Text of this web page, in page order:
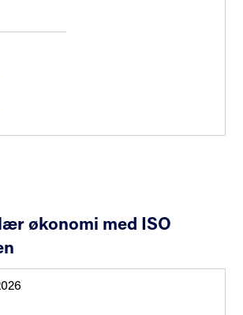
økonomi med ISO